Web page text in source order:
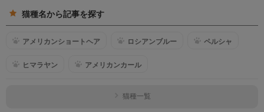
猫種名から記事を探す
アメリカンショートヘア ロシアンブルー ペルシャ
ヒマラヤン アメリカンカール
猫種一覧